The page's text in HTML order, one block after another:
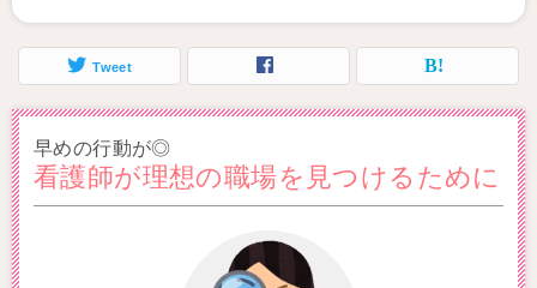
Tweet
早めの行動が◎
看護師が理想の職場を見つけるために